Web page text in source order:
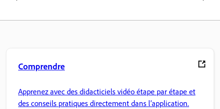
Comprendre
Apprenez avec des didacticiels vidéo étape par étape et
des conseils pratiques directement dans l’application.